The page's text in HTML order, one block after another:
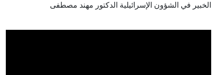
الخبير في الشؤون الإسرائيلية الدكتور مهند مصطفى